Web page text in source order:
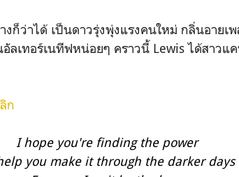
ก็ว่าได้ เป็นดาวรุ่งพุ่งแรงคนใหม่ กลิ่นอายเ
ลเทอร์เนทีฟหน่อยๆ คราวนี้ Lewis ได้สาวแ
ก
I hope you're finding the power
you make it through the darker days